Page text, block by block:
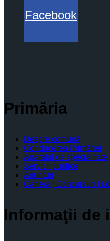
Facebook
Primăria
Despre comună
Conducerea Primăriei
Aparatul de specialitate
Servicii publice
Anunturi
Cariera | Concursuri |
Informaţii de